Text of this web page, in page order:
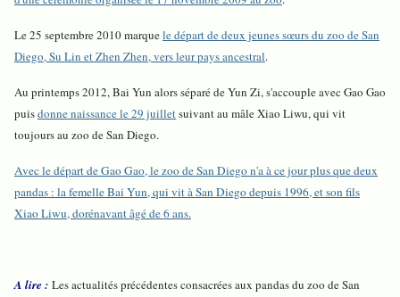
Le 25 septembre 2010 marquele départ de deux jeunes sœurs du zoo de San
Diego, Su Lin et Zhen Zhen, vers leur pays ancestral.
Au printemps 2012, Bai Yun alors séparé de Yun Zi, s'accouple avec Gao Gao
puisdonne naissance le 29 juilletsuivant au mâle Xiao Liwu, qui vit
toujours au zoo de San Diego.
Avec le départ de Gao Gao, le zoo de San Diego n'a à ce jour plus que deux
pandas : la femelle Bai Yun, qui vit à San Diego depuis 1996, et son fils
Xiao Liwu, dorénavant âgé de 6 ans.
A lire : Les actualités précédentes consacrées aux pandas du zoo de San